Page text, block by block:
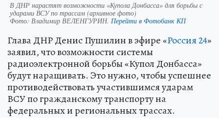
В ДНР нарастят возможности «Купола Донбасса» для борьбы с
ударами ВСУ по трассам (архивное фото)
Фото: Владимир ВЕЛЕНГУРИН. Перейти в Фотобанк КП
Глава ДНР Денис Пушилин в эфире «Россия 24»
заявил, что возможности системы
радиоэлектронной борьбы «Купол Донбасса»
будут наращивать. Это нужно, чтобы успешнее
противодействовать участившимся ударам
ВСУ по гражданскому транспорту на
федеральных и региональных трассах.